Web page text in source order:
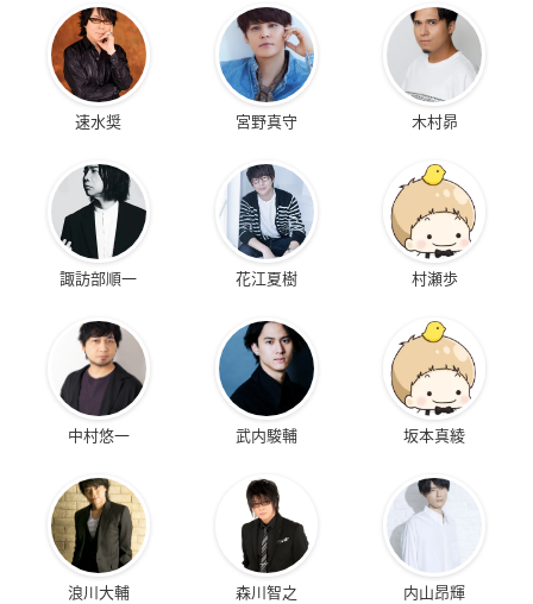
速水奨 宮野真守 木村昴
諏訪部順一 花江夏樹 村瀬歩
中村悠一 武内駿輔 坂本真綾
浪川大輔 森川智之 内山昂輝